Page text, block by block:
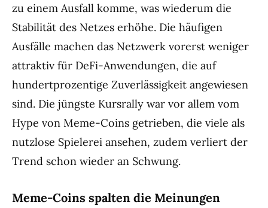
zu einem Ausfall komme, was wiederum die
Stabilität des Netzes erhöhe. Die häufigen
Ausfälle machen das Netzwerk vorerst weniger
attraktiv für DeFi-Anwendungen, die auf
hundertprozentige Zuverlässigkeit angewiesen
sind. Die jüngste Kursrally war vor allem vom
Hype von Meme-Coins getrieben, die viele als
nutzlose Spielerei ansehen, zudem verliert der
Trend schon wieder an Schwung.
Meme-Coins spalten die Meinungen